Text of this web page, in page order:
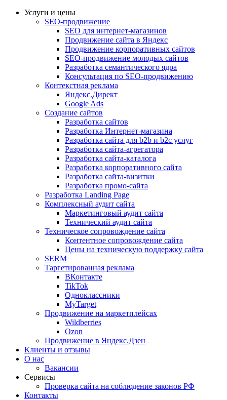
Услуги и цены
SEO-продвижение
SEO для интернет-магазинов
Продвижение сайта в Яндекс
Продвижение корпоративных сайтов
SEO-продвижение молодых сайтов
Разработка семантического ядра
Консультация по SEO-продвижению
Контекстная реклама
Яндекс.Директ
Google Ads
Создание сайтов
Разработка сайтов
Разработка Интернет-магазина
Разработка сайта для b2b и b2c услуг
Разработка сайта-агрегатора
Разработка сайта-каталога
Разработка корпоративного сайта
Разработка сайта-визитки
Разработка промо-сайта
Разработка Landing Page
Комплексный аудит сайта
Маркетинговый аудит сайта
Технический аудит сайта
Техническое сопровождение сайта
Контентное сопровождение сайта
Цены на техническую поддержку сайта
SERM
Таргетированная реклама
ВКонтакте
TikTok
Одноклассники
MyTarget
Продвижение на маркетплейсах
Wildberries
Ozon
Продвижение в Яндекс.Дзен
Клиенты и отзывы
О нас
Вакансии
Сервисы
Проверка сайта на соблюдение законов РФ
Контакты